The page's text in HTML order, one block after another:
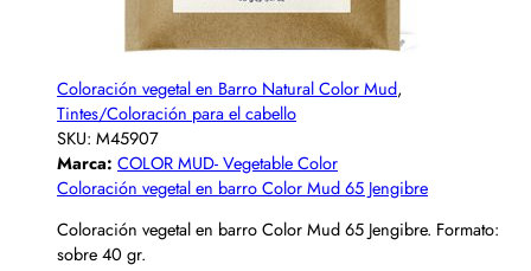
Coloración vegetal en Barro Natural Color Mud,
Tintes/Coloración para el cabello
SKU: M45907
Marca: COLOR MUD- Vegetable Color
Coloración vegetal en barro Color Mud 65 Jengibre
Coloración vegetal en barro Color Mud 65 Jengibre. Formato:
sobre 40 gr.